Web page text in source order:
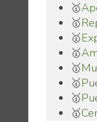
🥇
🥇
🥇
🥇
🥇
🥇
🥇
🥇